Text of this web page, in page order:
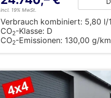
incl. 19% MwSt.
Verbrauch kombiniert: 5,80 l/
CO2-Klasse: D
CO2-Emissionen: 130,00 g/km